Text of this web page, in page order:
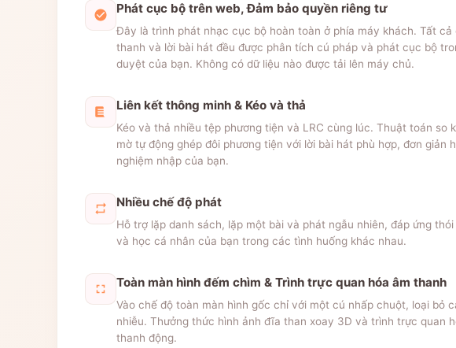
Phát cục bộ trên web, Đảm bảo quyền riêng tư
Đây là trình phát nhạc cục bộ hoàn toàn ở phía máy khách. Tất cả
thanh và lời bài hát đều được phân tích cú pháp và phát cục bộ
duyệt của bạn. Không có dữ liệu nào được tải lên máy chủ.
Liên kết thông minh & Kéo và thả
Kéo và thả nhiều tệp phương tiện và LRC cùng lúc. Thuật toán so
mờ tự động ghép đôi phương tiện với lời bài hát phù hợp, đơn giản
nghiệm nhập của bạn.
Nhiều chế độ phát
Hỗ trợ lặp danh sách, lặp một bài và phát ngẫu nhiên, đáp ứng thói
và học cá nhân của bạn trong các tình huống khác nhau.
Toàn màn hình đếm chìm & Trình trực quan hóa âm thanh
Vào chế độ toàn màn hình gốc chỉ với một cú nhấp chuột, loại bỏ
nhiễu. Thưởng thức hình ảnh đĩa than xoay 3D và trình trực quan
thanh động.